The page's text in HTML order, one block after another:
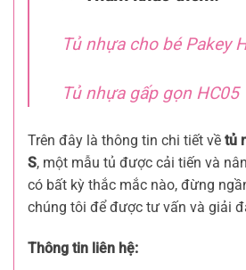
Tủ nhựa cho bé Pakey
Tủ nhựa gấp gọn HC05
Trên đây là thông tin chi tiết về tủ
S, một mẫu tủ được cải tiến và
có bất kỳ thắc mắc nào, đừng
chúng tôi để được tư vấn và giải
Thông tin liên hệ: